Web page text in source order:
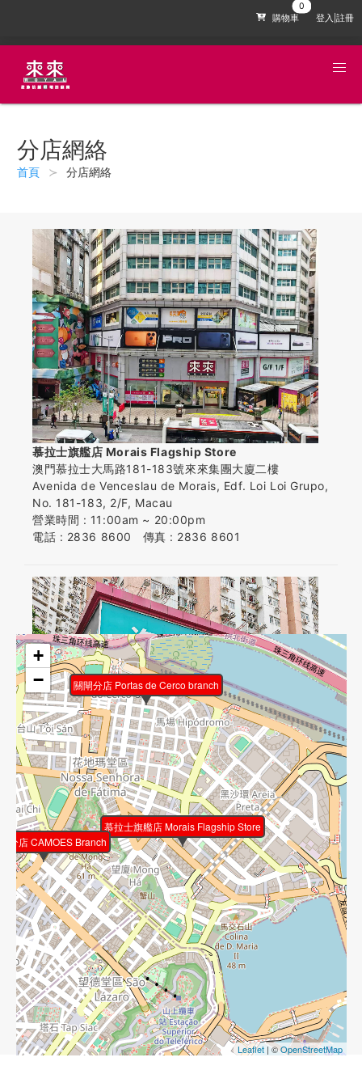
購物車 登入|註冊
分店網絡
首頁 分店網絡
慕拉士旗艦店 Morais Flagship Store
澳門慕拉士大馬路181-183號來來集團大廈二樓
Avenida de Venceslau de Morais, Edf. Loi Loi Grupo,
No. 181-183, 2/F, Macau
營業時間 : 11:00am ~ 20:00pm
電話 : 2836 8600 傳真 : 2836 8601
關閘分店 Portas de Cerco branch
澳門馬場大馬路143-159號信達廣場第三座地下
A,B,C,I,J,O,N座
Avenida do Hipodromo No.143-159, Sun Star Plaza
Bloco III, A,B,C,I,J,O,N, Macau
營業時間 : 11:30am ~ 20:30pm
電話 : 2842 5300 傳真 : 2842 5301
慕拉士旗艦店 Morais Flagship Store
關閘分店 Portas de Cerco branch
分店 CAMOES Branch
+
−
Leaflet| ©OpenStreetMap